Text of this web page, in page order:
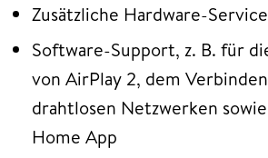
Zusätzliche Hardware-
Software-Support, z. B. für
von AirPlay 2, dem
drahtlosen Netzwerken
Home App